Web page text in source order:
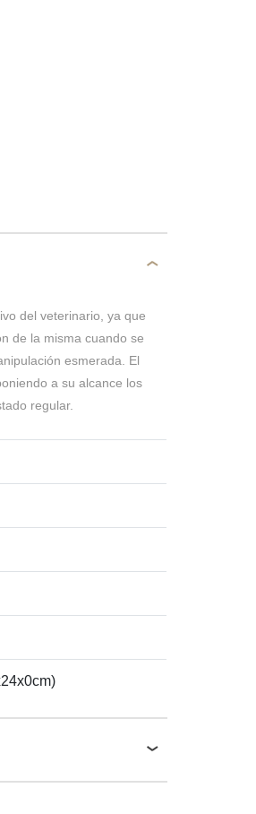
del veterinario, ya que
de la misma cuando se
esmerada. El
a su alcance los
regular.